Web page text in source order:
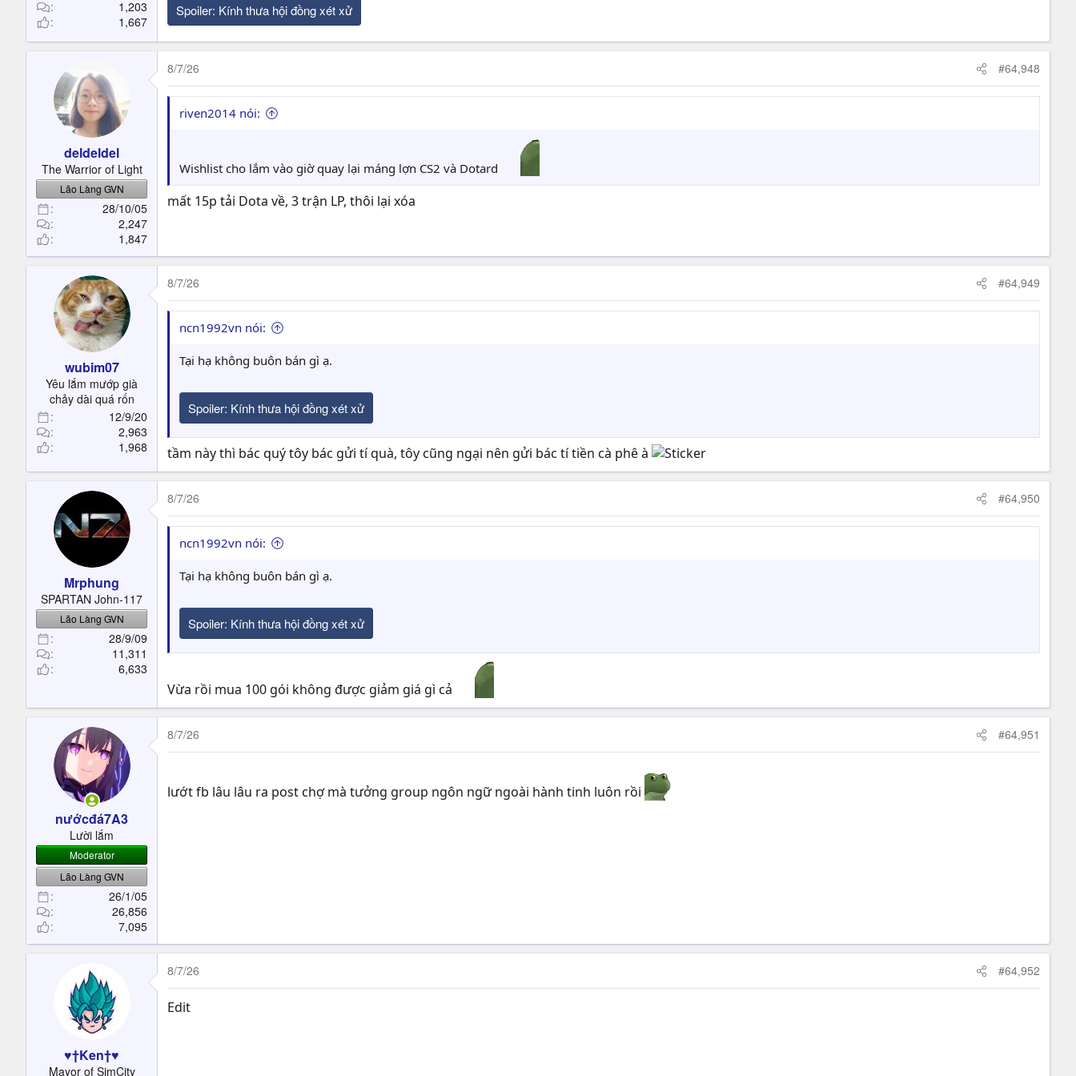
1,203
1,667
Spoiler: Kính thưa hội đồng xét xử
deldeldel
The Warrior of Light
Lão Làng GVN
28/10/05
2,247
1,847
8/7/26 #64,948
riven2014 nói:
Wishlist cho lắm vào giờ quay lại máng lợn CS2 và Dotard
mất 15p tải Dota về, 3 trận LP, thôi lại xóa
wubim07
Yêu lắm mướp già
chảy dài quá rốn
12/9/20
2,963
1,968
8/7/26 #64,949
ncn1992vn nói:
Tại hạ không buôn bán gì ạ.
Spoiler: Kính thưa hội đồng xét xử
tầm này thì bác quý tôy bác gửi tí quà, tôy cũng ngại nên gửi bác tí tiền cà phê à
Mrphung
SPARTAN John-117
Lão Làng GVN
28/9/09
11,311
6,633
8/7/26 #64,950
ncn1992vn nói:
Tại hạ không buôn bán gì ạ.
Spoiler: Kính thưa hội đồng xét xử
Vừa rồi mua 100 gói không được giảm giá gì cả
nướcđá7A3
Lười lắm
Moderator
Lão Làng GVN
26/1/05
26,856
7,095
8/7/26 #64,951
lướt fb lâu lâu ra post chợ mà tưởng group ngôn ngữ ngoài hành tinh luôn rồi
♥†Ken†♥
Mayor of SimCity
8/7/26 #64,952
Edit